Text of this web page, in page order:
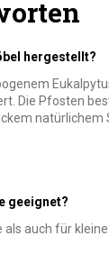
hergestellt?
Die Pfosten
natürlichem
geeignet?
auch für